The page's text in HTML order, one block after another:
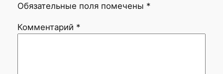
Обязательные поля помечены *
Комментарий *